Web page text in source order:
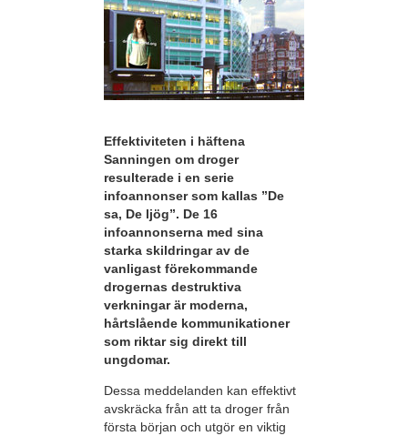
Effektiviteten i häftena
Sanningen om droger
resulterade i en serie
infoannonser som kallas ”De
sa, De ljög”. De 16
infoannonserna med sina
starka skildringar av de
vanligast förekommande
drogernas destruktiva
verkningar är moderna,
hårtslående kommunikationer
som riktar sig direkt till
ungdomar.
Dessa meddelanden kan effektivt
avskräcka från att ta droger från
första början och utgör en viktig